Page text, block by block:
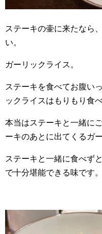
ステーキの壷に来たなら
い。
ガーリックライス。
ステーキを食べてお腹い
ックライスはもりもり食
本当はステーキと一緒に
ーキのあとに出てくるガ
ステーキと一緒に食べず
で十分堪能できる味です。